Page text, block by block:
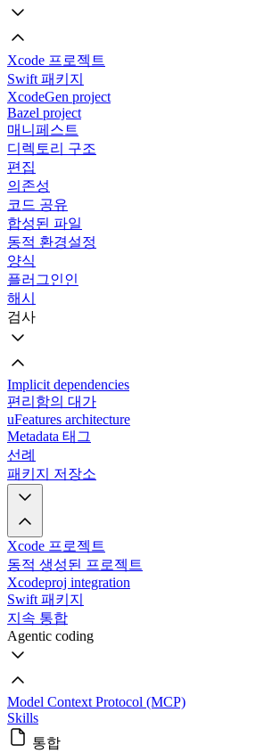
Xcode 프로젝트
Swift 패키지
XcodeGen project
Bazel project
매니페스트
디렉토리 구조
편집
의존성
코드 공유
합성된 파일
동적 환경설정
양식
플러그인인
해시
검사
Implicit dependencies
편리함의 대가
uFeatures architecture
Metadata 태그
선례
패키지 저장소
Xcode 프로젝트
동적 생성된 프로젝트
Xcodeproj integration
Swift 패키지
지속 통합
Agentic coding
Model Context Protocol (MCP)
Skills
통합